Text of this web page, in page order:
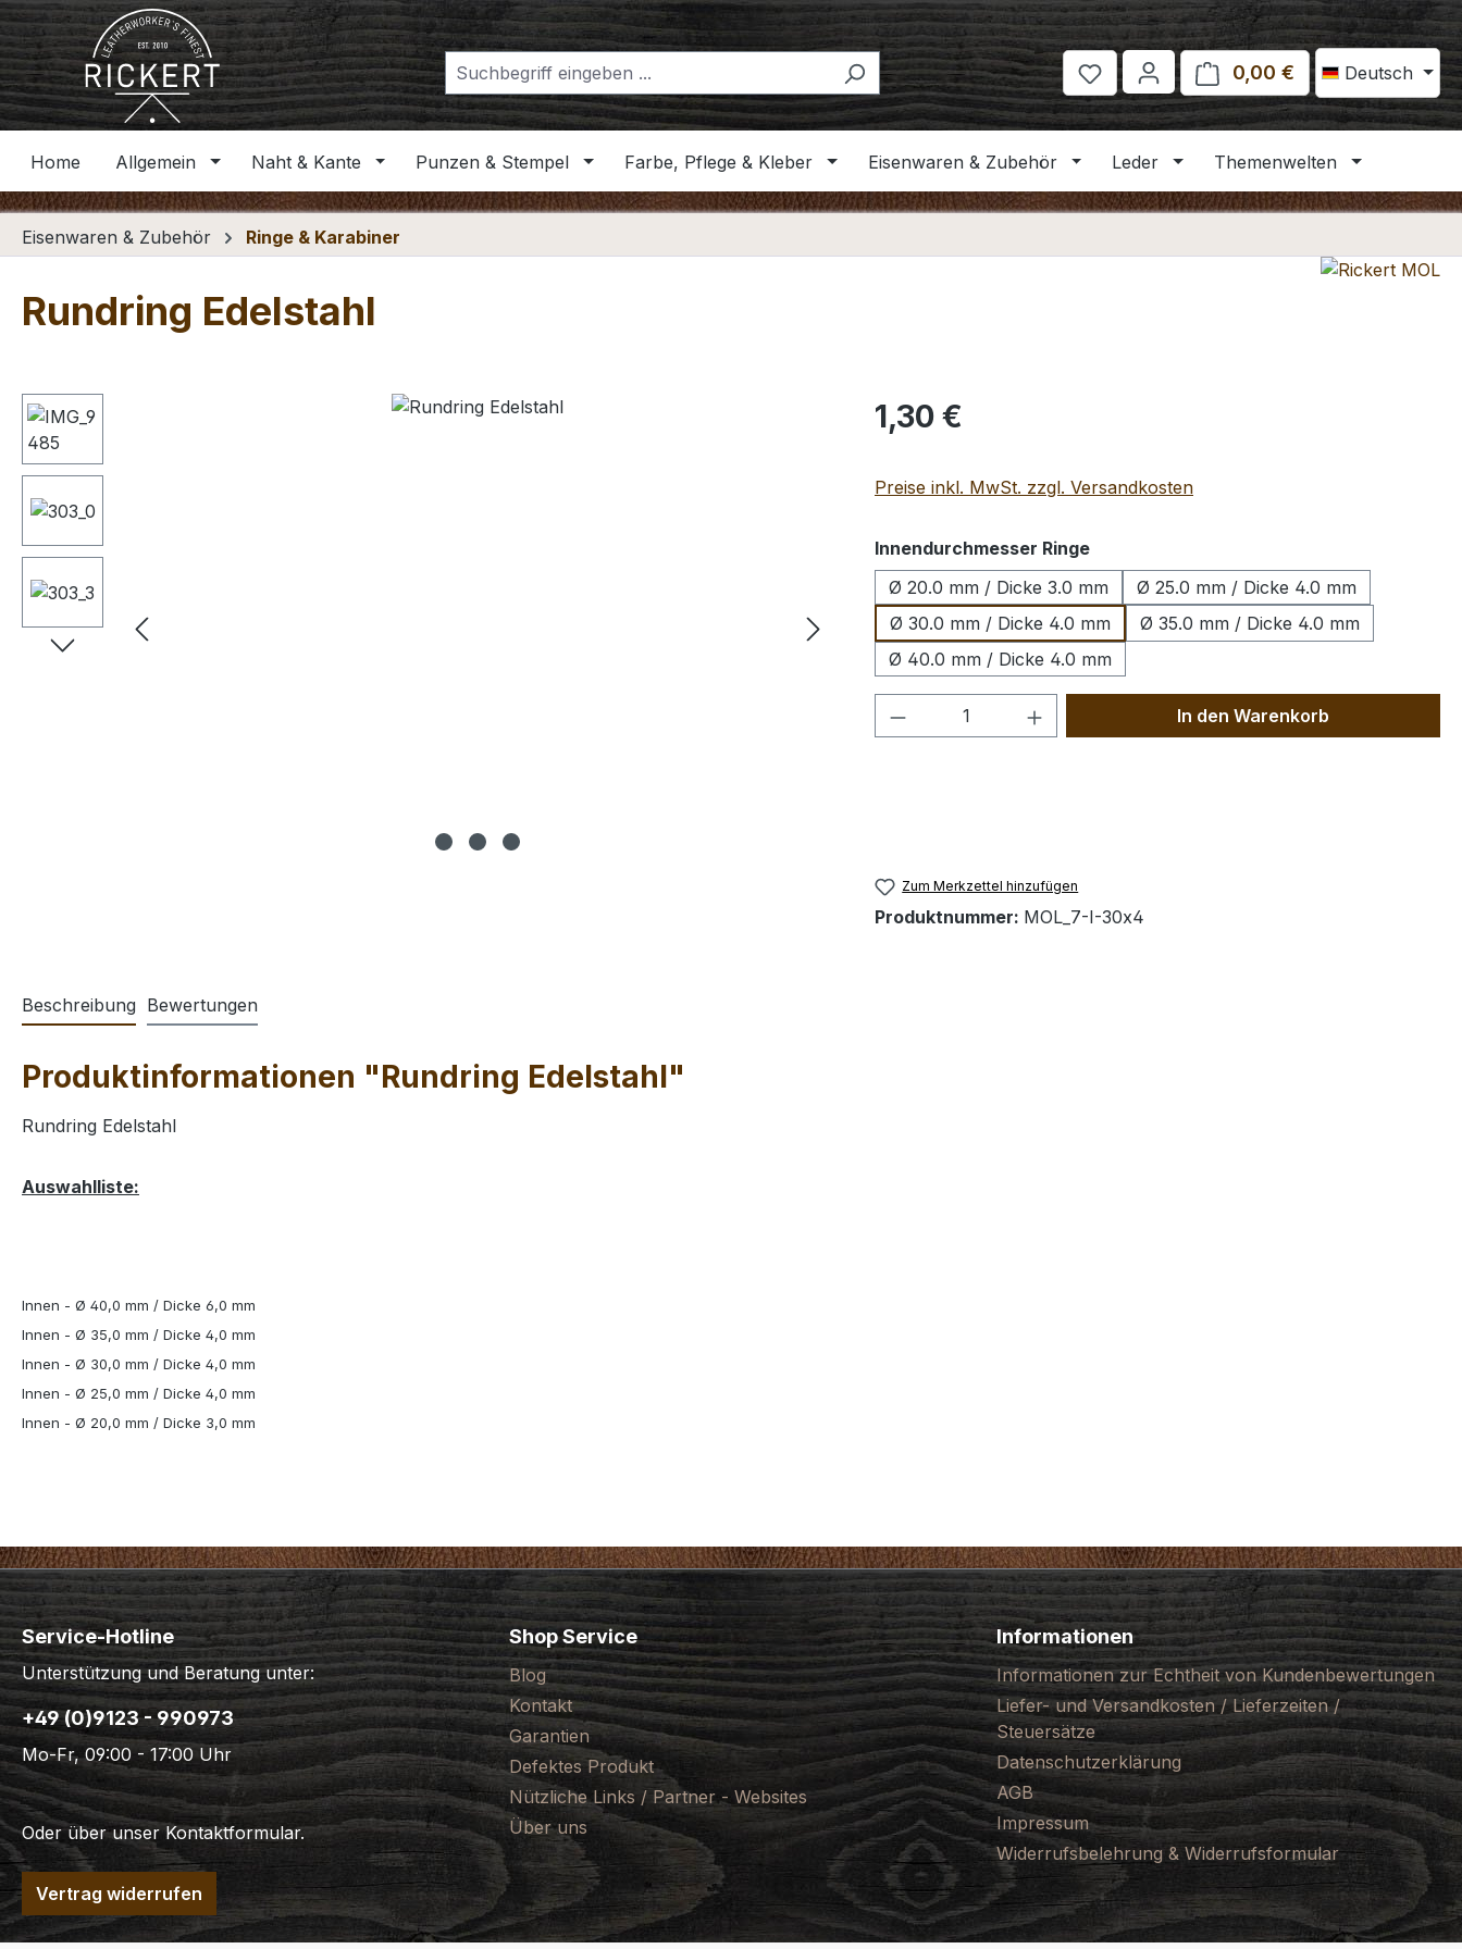
Hauptinhalt springen
Zur Suche springen
Zur Hauptnavigation springen
Deutsch
0,00 € Warenkorb
Home Allgemein Naht & Kante Punzen & Stempel Farbe, Pflege & Kleber Eisenwaren & Zubehör Leder Themenwelten
Eisenwaren & Zubehör Ringe & Karabiner
Rundring Edelstahl
Bildergalerie überspringen Regulärer Preis:
1,30 €
Preise inkl. MwSt. zzgl. Versandkosten
Innendurchmesser Ringeauswählen
Ø 20.0 mm / Dicke 3.0 mm
Ø 25.0 mm / Dicke 4.0 mm
Ø 30.0 mm / Dicke 4.0 mm
Ø 35.0 mm / Dicke 4.0 mm
Ø 40.0 mm / Dicke 4.0 mm
Produkt Anzahl: Gib den gewünschten Wert
In den Warenkorb
Zum Merkzettel hinzufügen
Produktnummer: MOL_7-I-30x4
Beschreibung Bewertungen
Produktinformationen "Rundring Edelstahl"
Rundring Edelstahl
Auswahlliste:
Innen - Ø 40,0 mm / Dicke 6,0 mm
Innen - Ø 35,0 mm / Dicke 4,0 mm
Innen - Ø 30,0 mm / Dicke 4,0 mm
Innen - Ø 25,0 mm / Dicke 4,0 mm
Innen - Ø 20,0 mm / Dicke 3,0 mm
Service-Hotline
Unterstützung und Beratung unter:
+49 (0)9123 - 990973
Mo-Fr, 09:00 - 17:00 Uhr
Oder über unserKontaktformular.
Vertrag widerrufen
Shop Service
Blog
Kontakt
Garantien
Defektes Produkt
Nützliche Links / Partner - Websites
Über uns
Informationen
Informationen zur Echtheit von Kundenbewertungen
Liefer- und Versandkosten / Lieferzeiten /
Steuersätze
Datenschutzerklärung
AGB
Impressum
Widerrufsbelehrung & Widerrufsformular